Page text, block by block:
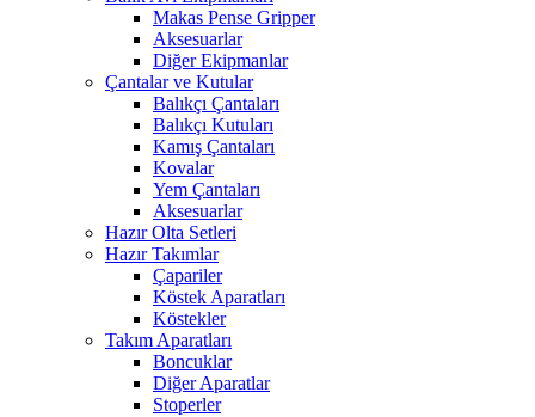
Makas Pense Gripper
Aksesuarlar
Diğer Ekipmanlar
Çantalar ve Kutular
Balıkçı Çantaları
Balıkçı Kutuları
Kamış Çantaları
Kovalar
Yem Çantaları
Aksesuarlar
Hazır Olta Setleri
Hazır Takımlar
Çapariler
Köstek Aparatları
Köstekler
Takım Aparatları
Boncuklar
Diğer Aparatlar
Stoperler